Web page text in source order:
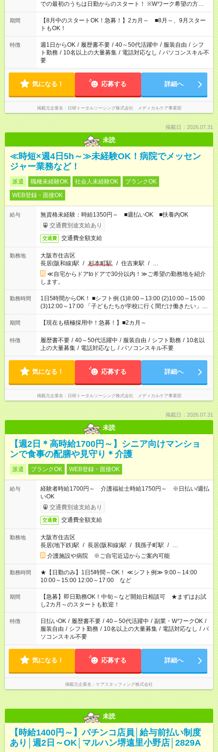
での最初のうちは日勤からのスタート！ ※Wワーク希望の方へ
今ご覧のお仕事で希望する勤務時間と、もう1つのお仕事の勤務
時間。 合計で週40時間を超える場合は応募できません。
期間
【8月中のスタートOK！急募！】2カ月～ ■8月～、9月スター
トもOK！
特徴 週1日からOK / 履歴書不要 / 40～50代活躍中 / 服装自由 / シフ
ト勤務 / 10名以上の大量募集 / 電話対応なし / パソコンスキル不
要
気になる！ 応募する 詳細へ
掲載元企業名 日研トータルソーシング株式会社 メディカルケア事業部
掲載日：2026.07.31
未読
≪時短×週4日5h～≫未経験OK！病院でメッセン
ジャー業務など！
派遣 職種未経験OK 社会人未経験OK
ブランクOK
WEB登録・面接OK
給与
無資格未経験：時給1350円～ ■週払いOK ■扶養内OK
交通費別途支給あり
交通費 交通費全額支給
勤務地
大阪市住吉区
長居(阪和線)駅 / 杉本町駅 / 住吉東駅 / …
≪自宅からドアtoドアで30分以内！≫ご希望の勤務地を紹介
します。
勤務時間
1日5時間からOK！ ■シフト例 (1)8:00～13:00 (2)10:00～15:00
(3)12:00～17:00 「子どもたちが学校に行く間だけ働きたい」
「余裕を持って夕飯の準備がしたい」 「午前中は働いて、午後
はプライベートの時間にしたい」 など、ご希望を教えてくださ
間と、もう1つのお仕事の勤務時間。 合計で週40時間を超える
場合は応募できません。
期間 【現在も積極採用中！急募！】■2カ月～
特徴 履歴書不要 / 40～50代活躍中 / 服装自由 / シフト勤務 / 10名以
上の大量募集 / 電話対応なし / パソコンスキル不要
気になる！ 応募する 詳細へ
掲載元企業名 日研トータルソーシング株式会社 メディカルケア事業部
掲載日：2026.07.31
未読
【週2日＊高時給1700円～】シニア向けマンショ
ンで食事の配膳や見守り＊介護
派遣 ブランクOK WEB登録・面接OK
給与
経験者時給1700円～ 介護福祉士時給1750円～ ※日払い/週払
いOK
交通費別途支給あり
交通費 交通費全額支給
勤務地
大阪市住吉区
長居(地下鉄)駅 / 長居(阪和線)駅 / 我孫子町駅 / …
介護施設や病院 ※ご自宅近辺からご案内可能
勤務時間
★【日勤のみ】1日5時間～OK！ ≪シフト例≫ 9:00～14:00
10:00～15:00 12:00～17:00 など
期間
【急募】即日勤務OK！中旬～など開始日相談可 ★まずはお試
し2カ月～のスタートも歓迎！
特徴 日払いOK / 履歴書不要 / 40～50代活躍中 / 副業・WワークOK /
服装自由 / シフト勤務 / 10名以上の大量募集 / 電話対応なし / パ
ソコンスキル不要
気になる！ 応募する 詳細へ
掲載元企業名 ケアスタッフィング株式会社
未読
【時給1400円～】パチンコ店員│給与前払い制度
あり│週2日～OK│マルハン堺遠里小野店│2829A